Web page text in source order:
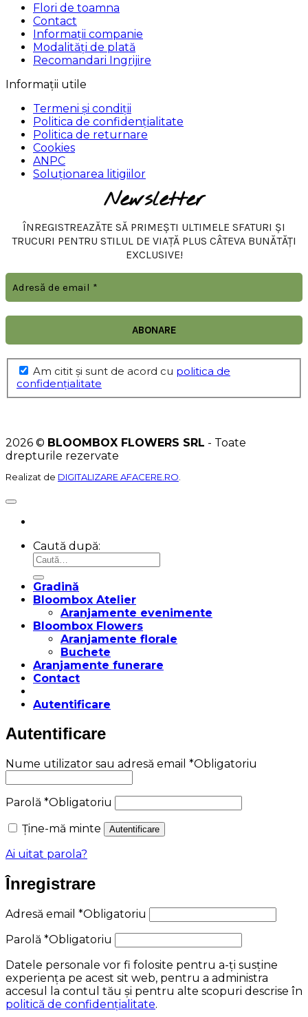
Flori de toamna
Contact
Informații companie
Modalități de plată
Recomandari Ingrijire
Informații utile
Termeni și condiții
Politica de confidențialitate
Politica de returnare
Cookies
ANPC
Soluționarea litigiilor
Newsletter
ÎNREGISTREAZĂTE SĂ PRIMEȘTI ULTIMELE SFATURI ȘI
TRUCURI PENTRU STILUL DE VIAȚĂ PLUS CÂTEVA BUNĂTĂȚI
EXCLUSIVE!
Am citit şi sunt de acord cu politica de
confidențialitate
2026 © BLOOMBOX FLOWERS SRL - Toate
drepturile rezervate
Realizat de DIGITALIZARE AFACERE.RO
Caută după:
Gradină
Bloombox Atelier
Aranjamente evenimente
Bloombox Flowers
Aranjamente florale
Buchete
Aranjamente funerare
Contact
Autentificare
Autentificare
Nume utilizator sau adresă email *Obligatoriu
Parolă *Obligatoriu
Ține-mă minte
Autentificare
Ai uitat parola?
Înregistrare
Adresă email *Obligatoriu
Parolă *Obligatoriu
Datele personale vor fi folosite pentru a-ți susține
experiența pe acest sit web, pentru a administra
accesul la contul tău și pentru alte scopuri descrise în
politică de confidențialitate.